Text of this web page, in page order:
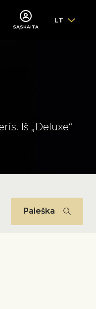
SĄSKAITA
LT
Iš „Deluxe“
Paieška